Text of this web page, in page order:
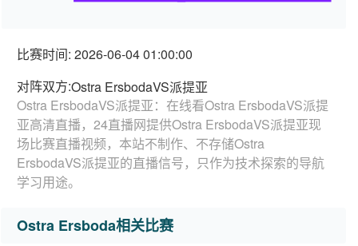
比赛时间: 2026-06-04 01:00:00
对阵双方:Ostra ErsbodaVS派提亚
Ostra ErsbodaVS派提亚：在线看Ostra ErsbodaVS派提
亚高清直播，24直播网提供Ostra ErsbodaVS派提亚现
场比赛直播视频，本站不制作、不存储Ostra
ErsbodaVS派提亚的直播信号，只作为技术探索的导航
学习用途。
Ostra Ersboda相关比赛